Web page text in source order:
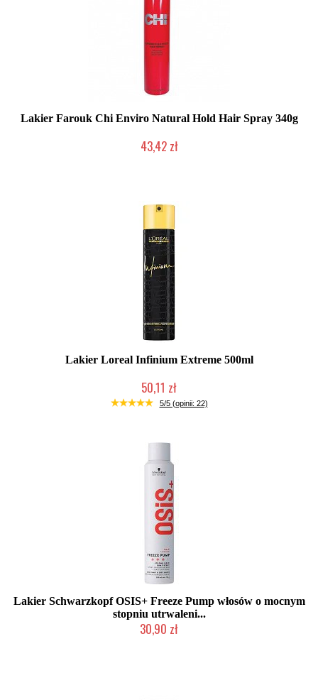
Lakier Farouk Chi Enviro Natural Hold Hair Spray 340g
43,42 zł
Lakier Loreal Infinium Extreme 500ml
50,11 zł
Produkt wycofany
5/5 (opinii: 22)
Lakier Schwarzkopf OSIS+ Freeze Pump włosów o mocnym
stopniu utrwaleni...
30,90 zł